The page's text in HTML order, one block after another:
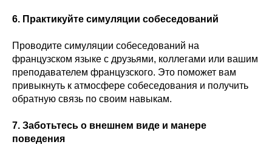
6. Практикуйте симуляции собеседований
Проводите симуляции собеседований на
французском языке с друзьями, коллегами или вашим
преподавателем французского. Это поможет вам
привыкнуть к атмосфере собеседования и получить
обратную связь по своим навыкам.
7. Заботьтесь о внешнем виде и манере
поведения